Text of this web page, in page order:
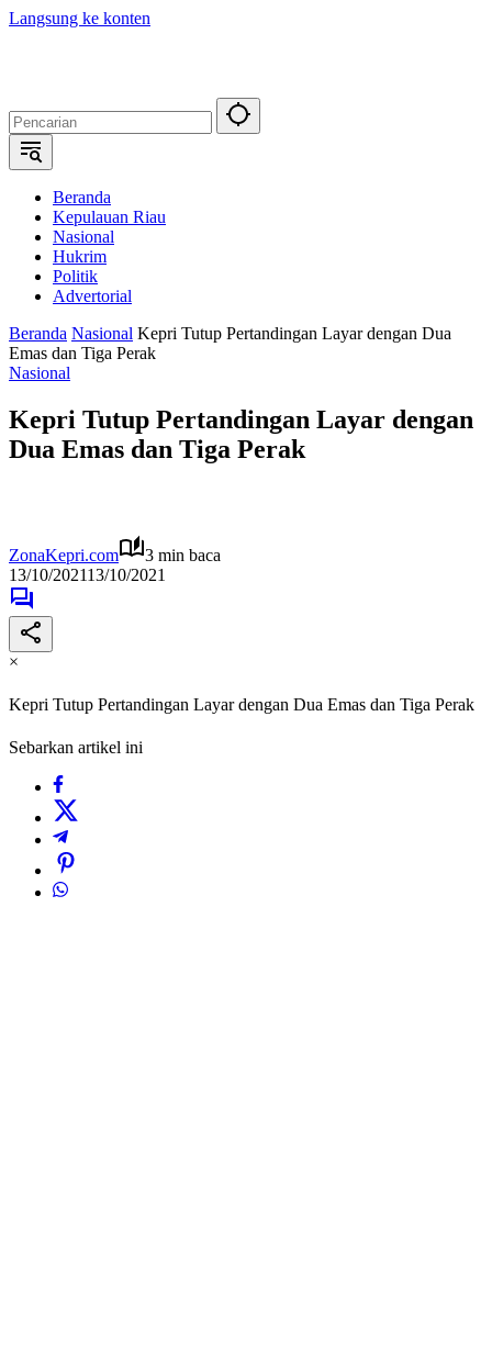
Langsung ke konten
Beranda
Kepulauan Riau
Nasional
Hukrim
Politik
Advertorial
Beranda Nasional Kepri Tutup Pertandingan Layar dengan Dua
Emas dan Tiga Perak
Nasional
Kepri Tutup Pertandingan Layar dengan
Dua Emas dan Tiga Perak
ZonaKepri.com
3 min baca
13/10/202113/10/2021
×
Kepri Tutup Pertandingan Layar dengan Dua Emas dan Tiga Perak
Sebarkan artikel ini